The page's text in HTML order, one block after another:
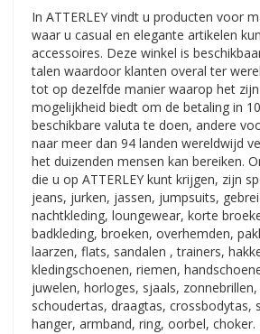
In ATTERLEY vindt u producten voor
waar u casual en elegante artikelen
accessoires. Deze winkel is
talen waardoor klanten overal ter
tot op dezelfde manier waarop het
mogelijkheid biedt om de betaling in
beschikbare valuta te doen, andere
naar meer dan 94 landen wereldwijd
het duizenden mensen kan bereiken.
die u op ATTERLEY kunt krijgen, zijn
jeans, jurken, jassen, jumpsuits,
nachtkleding, loungewear, korte
badkleding, broeken, overhemden,
laarzen, flats, sandalen , trainers,
kledingschoenen, riemen,
juwelen, horloges, sjaals,
schoudertas, draagtas, crossbodytas,
hanger, armband, ring, oorbel, choker.